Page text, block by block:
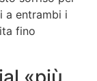
a entrambi i
fino